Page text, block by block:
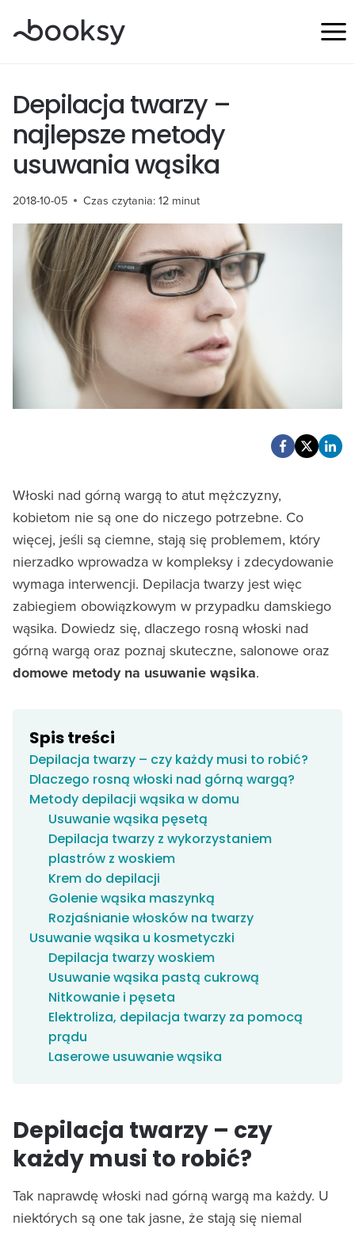
do
Depilacja twarzy –
najlepsze metody
usuwania wąsika
2018-10-05 Czas czytania:12 minut
Włoski nad górną wargą to atut mężczyzny,
kobietom nie są one do niczego potrzebne. Co
więcej, jeśli są ciemne, stają się problemem, który
nierzadko wprowadza w kompleksy i zdecydowanie
wymaga interwencji. Depilacja twarzy jest więc
zabiegiem obowiązkowym w przypadku damskiego
wąsika. Dowiedz się, dlaczego rosną włoski nad
górną wargą oraz poznaj skuteczne, salonowe oraz
domowe metody na usuwanie wąsika.
Spis treści
Depilacja twarzy – czy każdy musi to robić?
Dlaczego rosną włoski nad górną wargą?
Metody depilacji wąsika w domu
Usuwanie wąsika pęsetą
Depilacja twarzy z wykorzystaniem
plastrów z woskiem
Krem do depilacji
Golenie wąsika maszynką
Rozjaśnianie włosków na twarzy
Usuwanie wąsika u kosmetyczki
Depilacja twarzy woskiem
Usuwanie wąsika pastą cukrową
Nitkowanie i pęseta
Elektroliza, depilacja twarzy za pomocą
prądu
Laserowe usuwanie wąsika
Depilacja twarzy – czy
każdy musi to robić?
Tak naprawdę włoski nad górną wargą ma każdy. U
niektórych są one tak jasne, że stają się niemal